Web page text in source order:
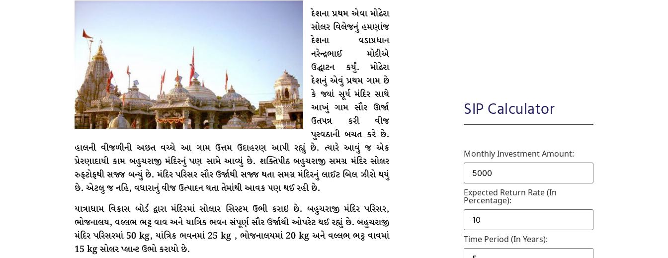
દેશના પ્રથમ એવા મોઢેરા
સોલર વિલેજનું હમણાંજ
દેશના વડાપ્રધાન
નરેન્દ્રભાઈ મોદીએ
ઉદ્ઘાટન કર્યું. મોઢેરા
દેશનું એવું પ્રથમ ગામ છે
કે જ્યાં સૂર્ય મંદિર સાથે
આખું ગામ સૌર ઊર્જા
ઉતપન્ન કરી વીજ
પુરવઠાની બચત કરે છે.
હાલની વીજળીની અછત વચ્ચે આ ગામ ઉત્તમ ઉદાહરણ આપી રહ્યું છે. ત્યારે આવું જ એક
પ્રેરણાદાયી કામ બહુચરાજી મંદિરનું પણ સામે આવ્યું છે. શક્તિપીઠ બહુચરાજી સમગ્ર મંદિર સોલર
રુફટોફથી સજ્જ બન્યું છે. મંદિર પરિસર સૌર ઉર્જાથી સજ્જ થતા સમગ્ર મંદિરનું લાઈટ બિલ ઝીરો થયું
છે. એટલુ જ નહિ, વધારાનું વીજ ઉત્પાદન થતા તેમાંથી આવક પણ થઈ રહી છે.
યાત્રાધામ વિકાસ બોર્ડ દ્વારા મંદિરમાં સોલાર સિસ્ટમ ઉભી કરાઇ છે. બહુચરાજી મંદિર પરિસર,
ભોજનાલય, વલ્લભ ભટ્ટ વાવ અને યાત્રિક ભવન સંપૂર્ણ સૌર ઉર્જાથી ઓપરેટ થઈ રહ્યું છે. બહુચરાજી
મંદિર પરિસરમાં 50 kg, યાંત્રિક ભવનમાં 25 kg , ભોજનાલયમાં 20 kg અને વલ્લભ ભટ્ટ વાવમાં
15 kg સોલર પ્લાન્ટ ઉભો કરાયો છે.
SIP Calculator
Monthly Investment Amount:
Expected Return Rate (in
Percentage):
Time Period (in Years):